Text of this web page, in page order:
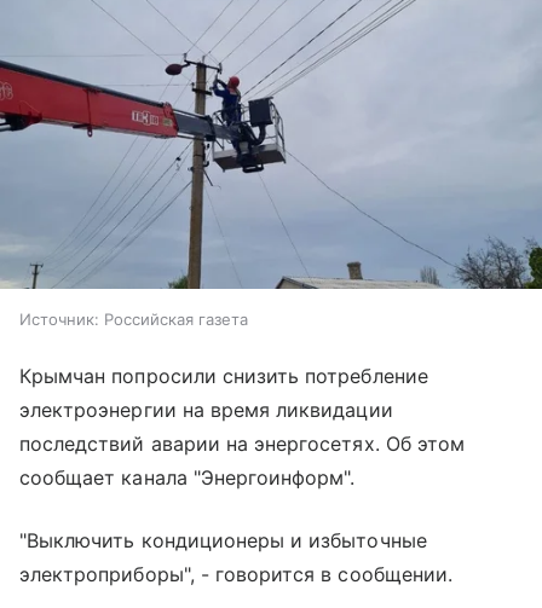
Источник: Российская газета
Крымчан попросили снизить потребление
электроэнергии на время ликвидации
последствий аварии на энергосетях. Об этом
сообщает канала "Энергоинформ".
"Выключить кондиционеры и избыточные
электроприборы", - говорится в сообщении.